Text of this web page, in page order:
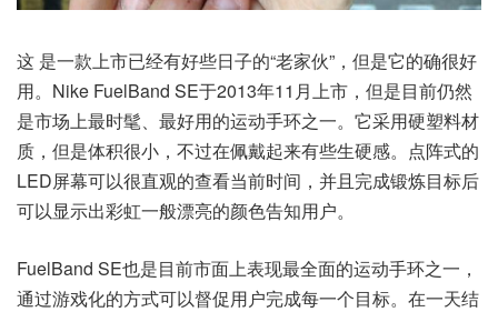
这 是一款上市已经有好些日子的“老家伙”，但是它的确很好
用。Nike FuelBand SE于2013年11月上市，但是目前仍然
是市场上最时髦、最好用的运动手环之一。它采用硬塑料材
质，但是体积很小，不过在佩戴起来有些生硬感。点阵式的
LED屏幕可以很直观的查看当前时间，并且完成锻炼目标后
可以显示出彩虹一般漂亮的颜色告知用户。
FuelBand SE也是目前市面上表现最全面的运动手环之一，
通过游戏化的方式可以督促用户完成每一个目标。在一天结